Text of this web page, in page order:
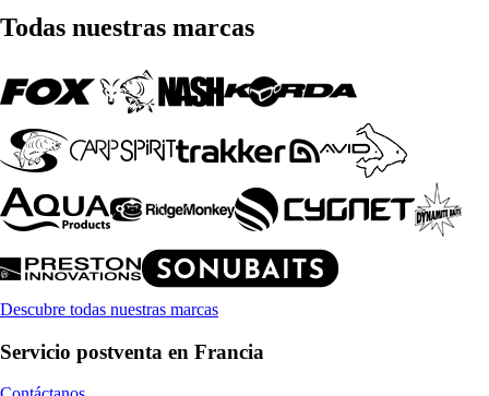
Todas nuestras marcas
Descubre todas nuestras marcas
Servicio postventa en Francia